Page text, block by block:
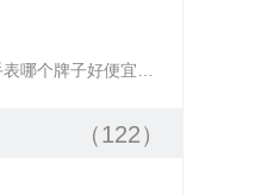
（122）